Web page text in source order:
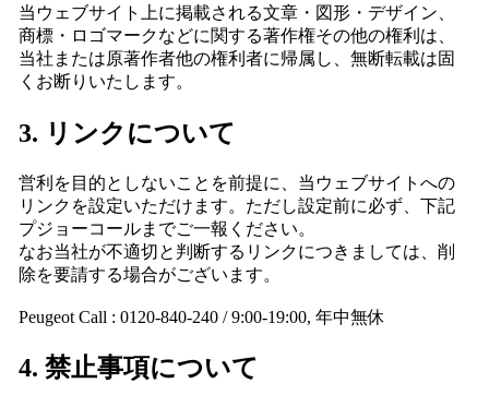
当ウェブサイト上に掲載される文章・図形・デザイン、
商標・ロゴマークなどに関する著作権その他の権利は、
当社または原著作者他の権利者に帰属し、無断転載は固
くお断りいたします。
3. リンクについて
営利を目的としないことを前提に、当ウェブサイトへの
リンクを設定いただけます。ただし設定前に必ず、下記
プジョーコールまでご一報ください。
なお当社が不適切と判断するリンクにつきましては、削
除を要請する場合がございます。
Peugeot Call : 0120-840-240 / 9:00-19:00, 年中無休
4. 禁止事項について